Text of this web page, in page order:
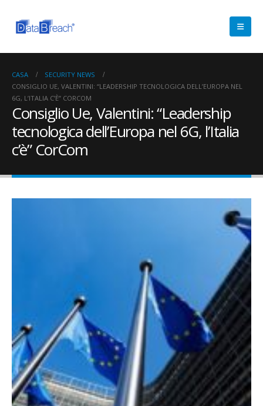
CASA
SECURITY NEWS
CONSIGLIO UE, VALENTINI: “LEADERSHIP TECNOLOGICA DELL’EUROPA NEL
6G, L’ITALIA C’È” CORCOM
Consiglio Ue, Valentini: “Leadership
tecnologica dell’Europa nel 6G, l’Italia
c’è” CorCom